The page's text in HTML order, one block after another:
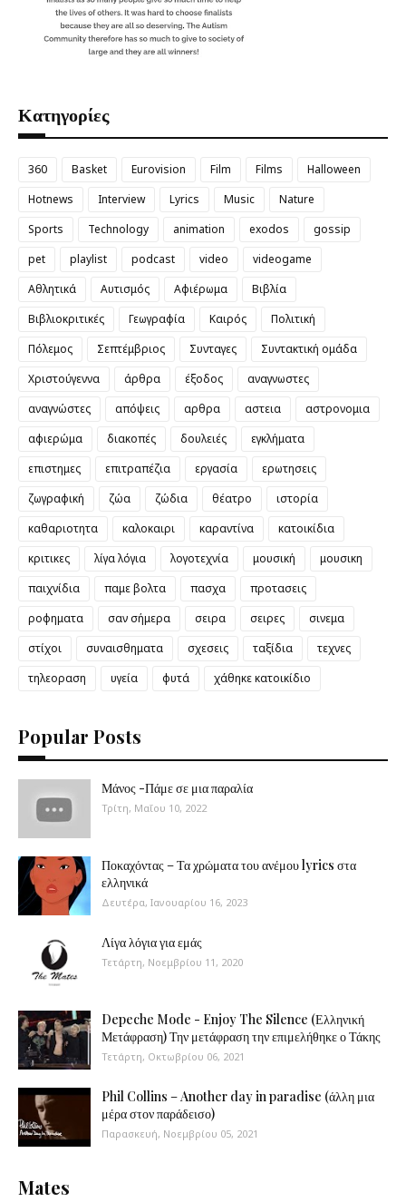
Κατηγορίες
360 Basket Eurovision Film Films
Halloween
Hotnews
Interview Lyrics Music
Nature
Sports
Technology animation exodos
gossip
pet
playlist podcast video
videogame
Αθλητικά
Αυτισμός Αφιέρωμα
Βιβλία
Βιβλιοκριτικές
Γεωγραφία Καιρός
Πολιτική
Πόλεμος
Σεπτέμβριος Συνταγες
Συντακτική ομάδα
Χριστούγεννα
άρθρα έξοδος
αναγνωστες
αναγνώστες
απόψεις αρθρα αστεια
αστρονομια
αφιερώμα
διακοπές δουλειές
εγκλήματα
επιστημες
επιτραπέζια εργασία
ερωτησεις
ζωγραφική
ζώα ζώδια θέατρο
ιστορία
καθαριοτητα
καλοκαιρι καραντίνα
κατοικίδια
κριτικες
λίγα λόγια λογοτεχνία μουσική
μουσικη
παιχνίδια
παμε βολτα πασχα
προτασεις
ροφηματα
σαν σήμερα σειρα σειρες
σινεμα
στίχοι
συναισθηματα σχεσεις ταξίδια
τεχνες
τηλεοραση
υγεία φυτά χάθηκε κατοικίδιο
Popular Posts
Μάνος -Πάμε σε μια παραλία
Τρίτη, Μαΐου 10, 2022
Ποκαχόντας – Τα χρώματα του ανέμου lyrics στα
ελληνικά
Δευτέρα, Ιανουαρίου 16, 2023
Λίγα λόγια για εμάς
Τετάρτη, Νοεμβρίου 11, 2020
Depeche Mode - Enjoy The Silence (Ελληνική
Μετάφραση) Την μετάφραση την επιμελήθηκε ο Τάκης
Τετάρτη, Οκτωβρίου 06, 2021
Phil Collins – Another day in paradise (άλλη μια
μέρα στον παράδεισο)
Παρασκευή, Νοεμβρίου 05, 2021
Mates